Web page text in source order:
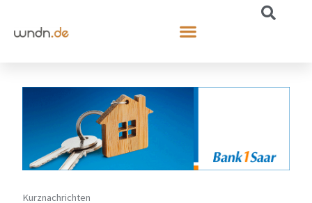
Kurznachrichten